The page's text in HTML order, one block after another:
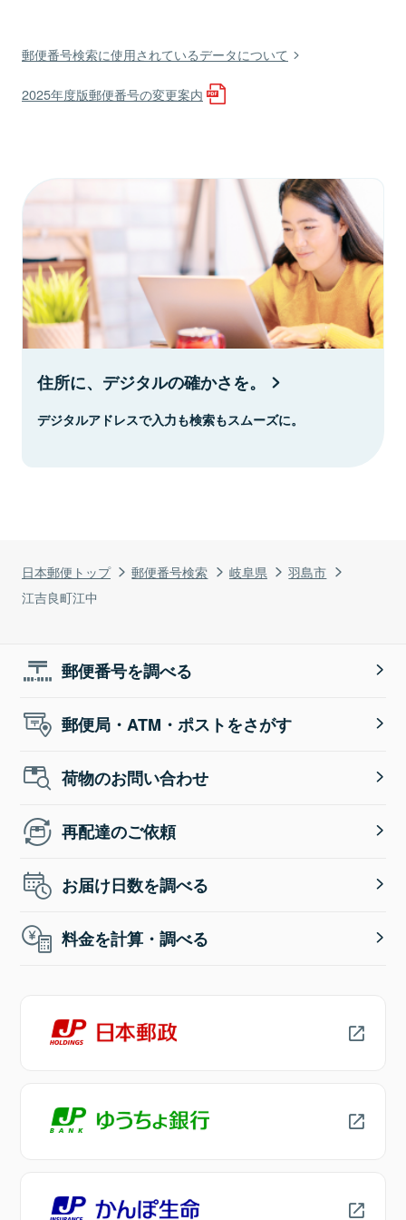
日本郵便トップ 郵便番号検索 岐阜県
羽島市
江吉良町江中
郵便番号検索に使用されているデータについて
2025年度版郵便番号の変更案内
住所に、デジタルの確かさを。
デジタルアドレスで入力も検索もスムーズに。
郵便番号を調べる
郵便局・ATM・ポストをさがす
荷物のお問い合わせ
再配達のご依頼
お届け日数を調べる
料金を計算・調べる